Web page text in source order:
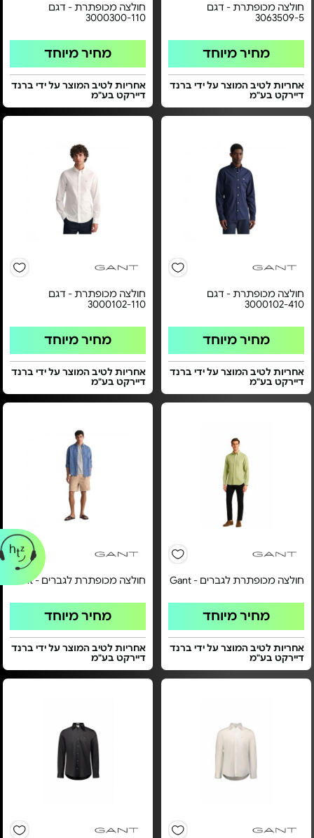
חולצה מכופתרת - דגם
3063509-5
מחיר מיוחד
אחריות לטיב המוצר על ידי ברנד
דיירקט בע"מ
חולצה מכופתרת - דגם
3000300-110
מחיר מיוחד
אחריות לטיב המוצר על ידי ברנד
דיירקט בע"מ
חולצה מכופתרת - דגם
3000102-410
מחיר מיוחד
אחריות לטיב המוצר על ידי ברנד
דיירקט בע"מ
חולצה מכופתרת - דגם
3000102-110
מחיר מיוחד
אחריות לטיב המוצר על ידי ברנד
דיירקט בע"מ
חולצה מכופתרת לגברים - Gant
מחיר מיוחד
אחריות לטיב המוצר על ידי ברנד
דיירקט בע"מ
חולצה מכופתרת לגברים - Gant
מחיר מיוחד
אחריות לטיב המוצר על ידי ברנד
דיירקט בע"מ